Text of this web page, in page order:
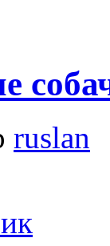
ruslan